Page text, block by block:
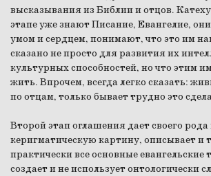
высказывания из Библии и отцов.
этапе уже знают Писание, Евангелие,
умом и сердцем, понимают, что это им
сказано не просто для развития их
культурных способностей, но что этим
жить. Впрочем, всегда легко сказать:
по отцам, только бывает трудно это
Второй этап оглашения дает своего
керигматическую картину, описывает и
практически все основные евангельские
создает и не использует онтологически